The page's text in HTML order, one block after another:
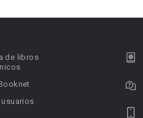
de libros
usuarios